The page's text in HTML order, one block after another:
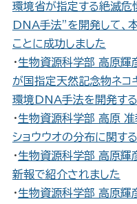
環境省が指定する絶滅危
DNA手法”を開発して、
ことに成功しました
・生物資源科学部 高原輝
が国指定天然記念物ネコ
環境DNA手法を開発する
・生物資源科学部 高原
ショウウオの分布に関す
・生物資源科学部 高原輝
新報で紹介されました
・生物資源科学部 高原輝